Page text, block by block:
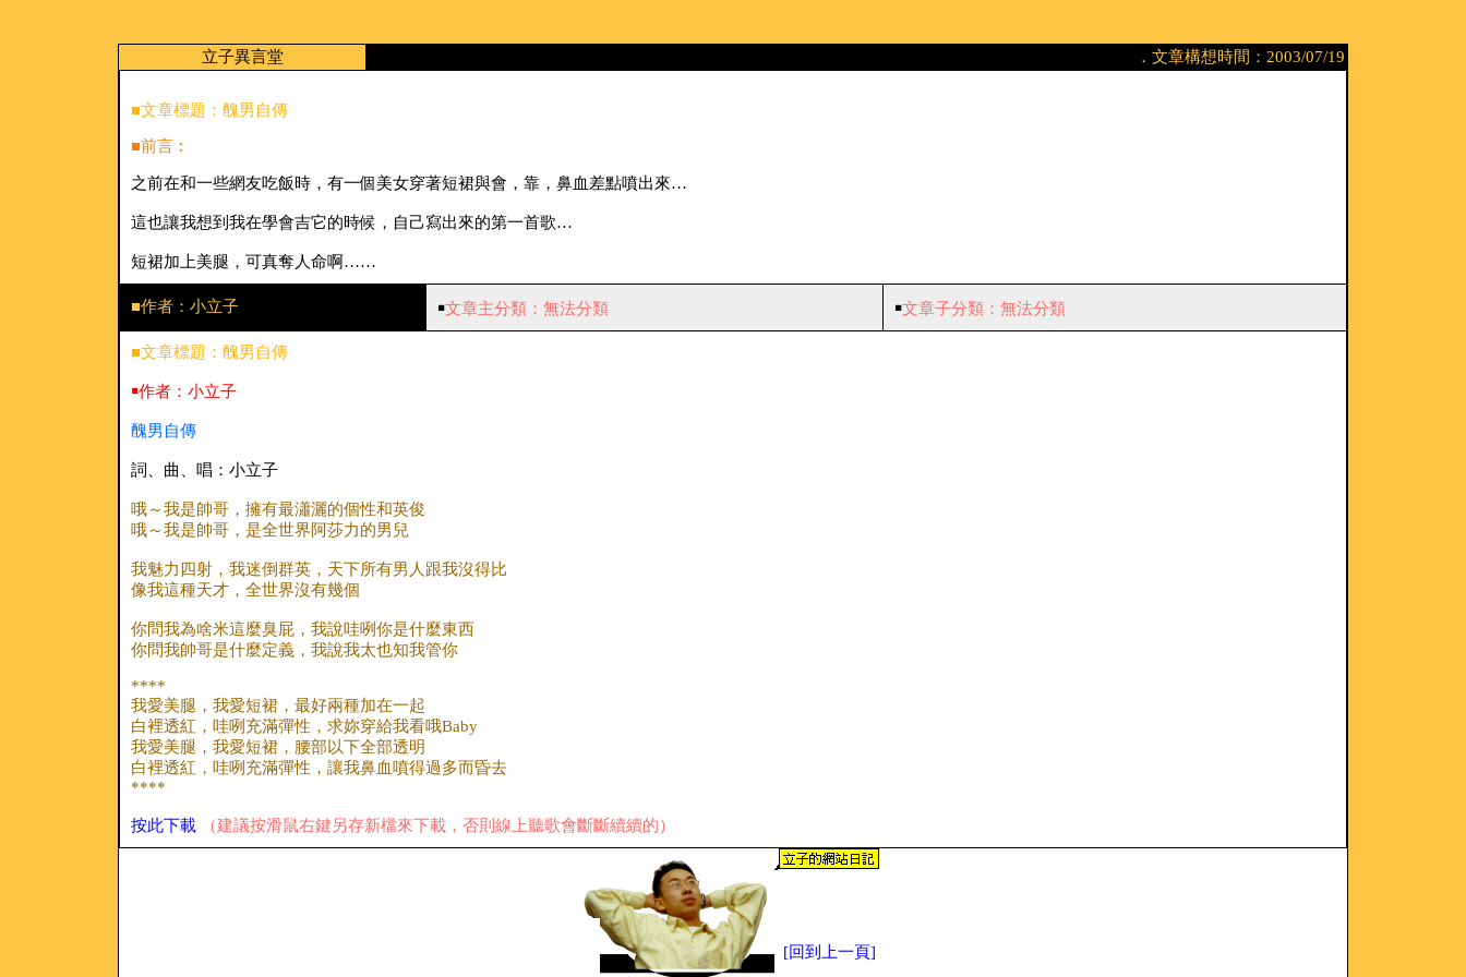
立子異言堂 ．文章構想時間：2003/07/19
■文章標題：醜男自傳
■前言︰
之前在和一些網友吃飯時，有一個美女穿著短裙與會，靠，鼻血差點噴出來…
這也讓我想到我在學會吉它的時候，自己寫出來的第一首歌…
短裙加上美腿，可真奪人命啊……
■作者：小立子 ￭文章主分類：無法分類 ￭文章子分類：無法分類
■文章標題：醜男自傳
￭作者：小立子
醜男自傳
詞、曲、唱：小立子
哦～我是帥哥，擁有最瀟灑的個性和英俊
哦～我是帥哥，是全世界阿莎力的男兒
我魅力四射，我迷倒群英，天下所有男人跟我沒得比
像我這種天才，全世界沒有幾個
你問我為啥米這麼臭屁，我說哇咧你是什麼東西
你問我帥哥是什麼定義，我說我太也知我管你
****
我愛美腿，我愛短裙，最好兩種加在一起
白裡透紅，哇咧充滿彈性，求妳穿給我看哦Baby
我愛美腿，我愛短裙，腰部以下全部透明
白裡透紅，哇咧充滿彈性，讓我鼻血噴得過多而昏去
****
按此下載 （建議按滑鼠右鍵另存新檔來下載，否則線上聽歌會斷斷續續的）
[回到上一頁]